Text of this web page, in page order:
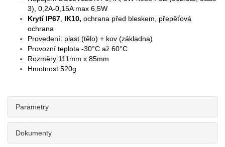
3), 0,2A-0,15A max 6,5W
Krytí IP67, IK10, ochrana před bleskem, přepěťová
ochrana
Provedení: plast (tělo) + kov (základna)
Provozní teplota -30°C až 60°C
Rozměry 111mm x 85mm
Hmotnost 520g
Parametry
Dokumenty